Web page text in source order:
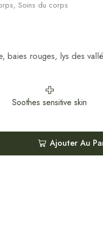
, Soins du corps
baies rouges, lys des
Soothes sensitive skin
Ajouter Au